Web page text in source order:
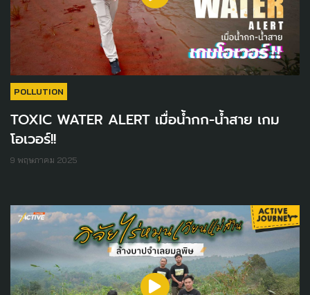
POLLUTION
TOXIC WATER ALERT เมื่อน้ำกก-น้ำสาย เกม
โอเวอร์!!
9 พฤษภาคม 2025